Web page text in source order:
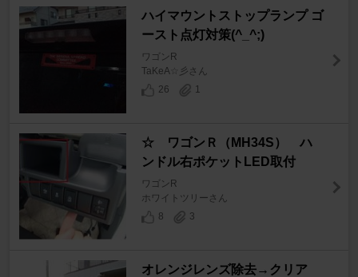
ハイマウントストップランプ ゴ
ースト点灯対策(^_^;)
ワゴンR
TaKeA☆彡さん
26
1
☆ ワゴンＲ（MH34S） ハ
ンドル右ポケットLED取付
ワゴンR
ホワイトツリーさん
8
3
オレンジレンズ除去→クリア